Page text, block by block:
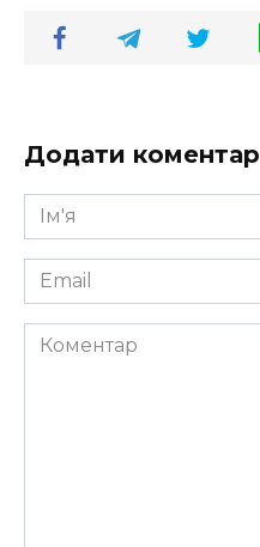
Додати коментар
Ім'я
*
Email
*
Коментар